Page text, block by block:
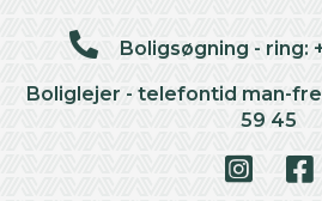
Boligsøgning - ring:
Boliglejer - telefontid man-fre
59 45